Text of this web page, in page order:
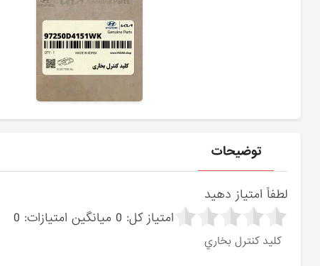
توضیحات
لطفاً امتیاز دهید
امتیاز کل: 0 میانگین امتیازات: 0
كليد كنترل بخاري